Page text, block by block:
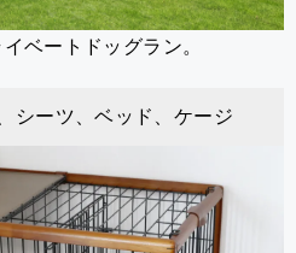
ベートドッグラン。
シーツ、ベッド、ケージ